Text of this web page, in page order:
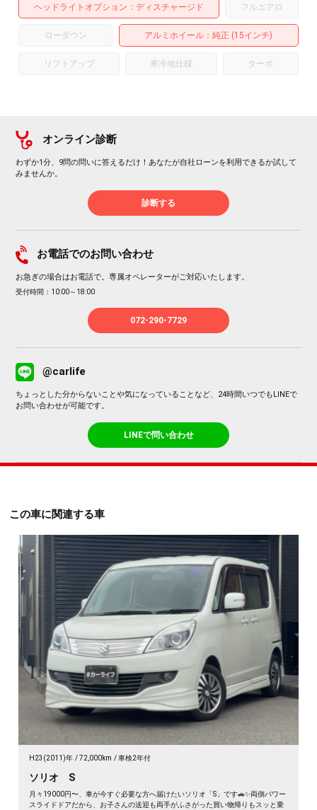
ヘッドライトオプション ディスチャージド フルエアロ
ローダウン アルミホイール ：純正 (15インチ)
リフトアップ 寒冷地仕様 ターボ
オンライン診断
わずか1分、9問の問いに答えるだけ！あなたが自社ローンを利用できるか試して
みませんか。
診断する
お電話でのお問い合わせ
お急ぎの場合はお電話で。専属オペレーターがご対応いたします。
受付時間：10:00～18:00
072-290-7729
@carlife
ちょっとした分からないことや気になっていることなど、24時間いつでもLINEで
お問い合わせが可能です。
LINEで問い合わせ
この車に関連する車
H23(2011)年 72,000km 車検2年付
ソリオ S
月々19000円〜、車が今すぐ必要な方へ届けたいソリオ「S」です🚗✨両側パワー
スライドドアだから、お子さんの送迎も両手がふさがった買い物帰りもスッと乗